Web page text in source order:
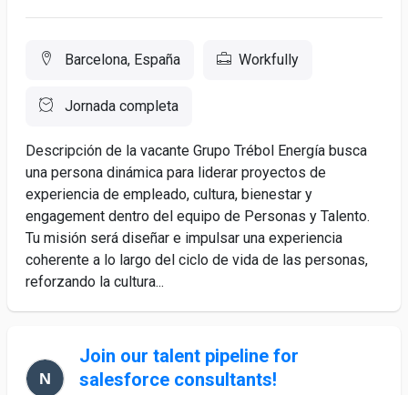
Barcelona, España Workfully
Jornada completa
Descripción de la vacante Grupo Trébol Energía busca
una persona dinámica para liderar proyectos de
experiencia de empleado, cultura, bienestar y
engagement dentro del equipo de Personas y Talento.
Tu misión será diseñar e impulsar una experiencia
coherente a lo largo del ciclo de vida de las personas,
reforzando la cultura...
Join our talent pipeline for
salesforce consultants!